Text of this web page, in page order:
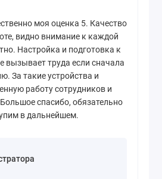
моя оценка 5. Качество
видно внимание к каждой
Настройка и подготовка к
вызывает труда если сначала
За такие устройства и
работу сотрудников и
спасибо, обязательно
в дальнейшем.